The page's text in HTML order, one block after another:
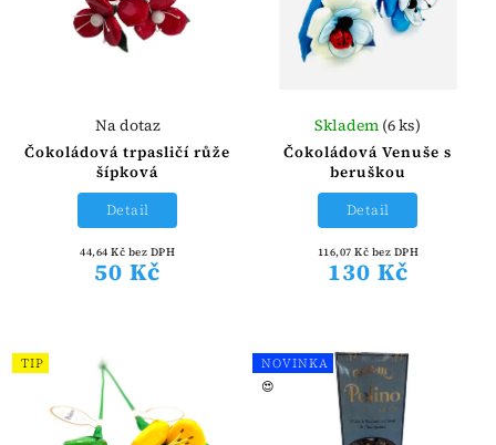
Čokoládová trpasličí růže
šípková
Na dotaz
44,64 Kč bez DPH
50 Kč
Detail
Čokoládová Venuše s
beruškou
Skladem (6 ks)
116,07 Kč bez DPH
130 Kč
Detail
TIP
NOVINKA
😍